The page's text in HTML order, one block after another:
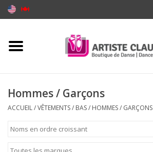
Accueil
Vêtements
Hommes / Garçons
ACCUEIL/VÊTEMENTS/ BAS/ HOMMES / GARÇONS